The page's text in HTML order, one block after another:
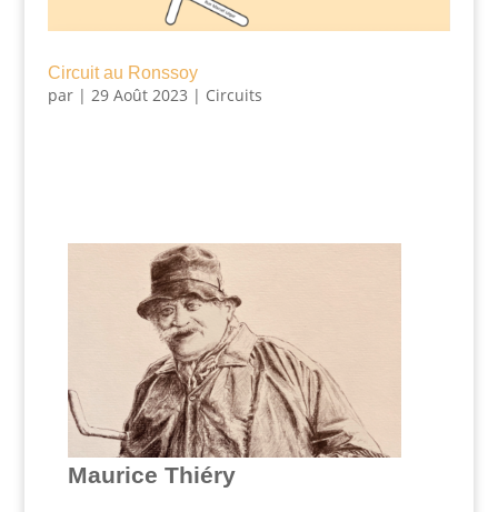
Circuit au Ronssoy
par | 29 Août 2023 | Circuits
Maurice Thiéry